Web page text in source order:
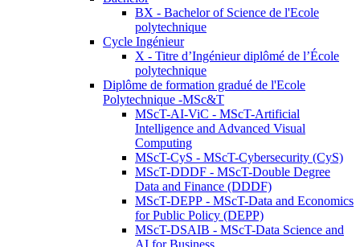
BX - Bachelor of Science de l'Ecole
polytechnique
Cycle Ingénieur
X - Titre d’Ingénieur diplômé de l’École
polytechnique
Diplôme de formation gradué de l'Ecole
Polytechnique -MSc&T
MScT-AI-ViC - MScT-Artificial
Intelligence and Advanced Visual
Computing
MScT-CyS - MScT-Cybersecurity (CyS)
MScT-DDDF - MScT-Double Degree
Data and Finance (DDDF)
MScT-DEPP - MScT-Data and Economics
for Public Policy (DEPP)
MScT-DSAIB - MScT-Data Science and
AI for Business